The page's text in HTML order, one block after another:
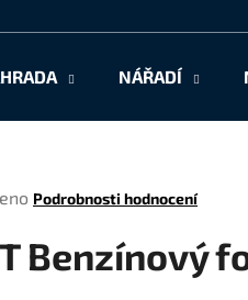
NÁŘADÍ
Podrobnosti hodnocení
Benzínový